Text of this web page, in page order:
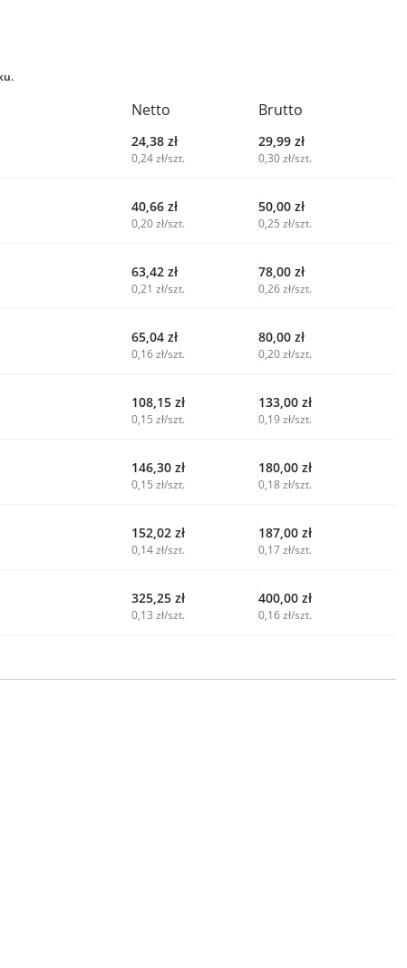
Netto
Brutto
24,38 zł
0,24 zł/szt.
29,99 zł
0,30 zł/szt.
40,66 zł
0,20 zł/szt.
50,00 zł
0,25 zł/szt.
63,42 zł
0,21 zł/szt.
78,00 zł
0,26 zł/szt.
65,04 zł
0,16 zł/szt.
80,00 zł
0,20 zł/szt.
108,15 zł
0,15 zł/szt.
133,00 zł
0,19 zł/szt.
146,30 zł
0,15 zł/szt.
180,00 zł
0,18 zł/szt.
152,02 zł
0,14 zł/szt.
187,00 zł
0,17 zł/szt.
325,25 zł
0,13 zł/szt.
400,00 zł
0,16 zł/szt.